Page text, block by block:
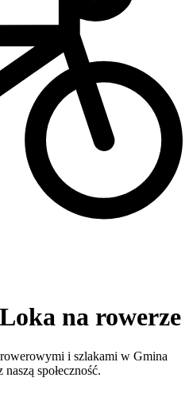
na rowerze
i szlakami w Gmina
społeczność.